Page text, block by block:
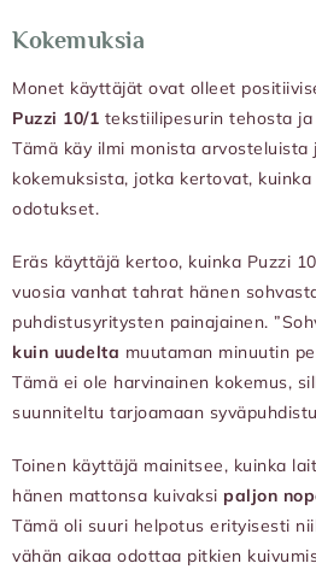
Kokemuksia
Monet käyttäjät ovat olleet
Puzzi 10/1 tekstiilipesurin tehosta
Tämä käy ilmi monista arvosteluista
kokemuksista, jotka kertovat,
odotukset.
Eräs käyttäjä kertoo, kuinka Puzzi
vuosia vanhat tahrat hänen
puhdistusyritysten painajainen.
kuin uudelta muutaman minuutin
Tämä ei ole harvinainen kokemus,
suunniteltu tarjoamaan
Toinen käyttäjä mainitsee, kuinka
hänen mattonsa kuivaksi paljon
Tämä oli suuri helpotus erityisesti
vähän aikaa odottaa pitkien